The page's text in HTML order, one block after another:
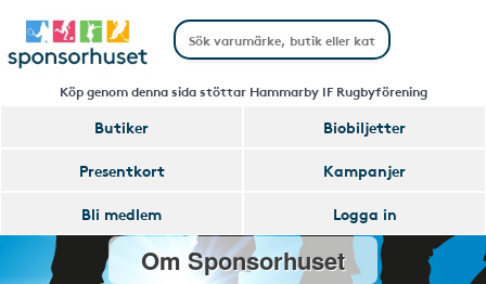
Köp genom denna sida stöttar Hammarby IF Rugbyförening
Butiker
Biobiljetter
Presentkort
Kampanjer
Bli medlem
Logga in
Om Sponsorhuset